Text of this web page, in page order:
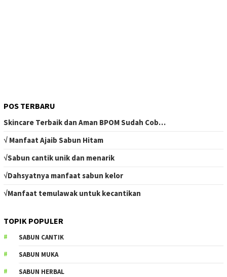
POS TERBARU
Skincare Terbaik dan Aman BPOM Sudah Cob…
√ Manfaat Ajaib Sabun Hitam
√Sabun cantik unik dan menarik
√Dahsyatnya manfaat sabun kelor
√Manfaat temulawak untuk kecantikan
TOPIK POPULER
SABUN CANTIK
SABUN MUKA
SABUN HERBAL